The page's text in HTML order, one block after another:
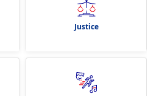
Justice